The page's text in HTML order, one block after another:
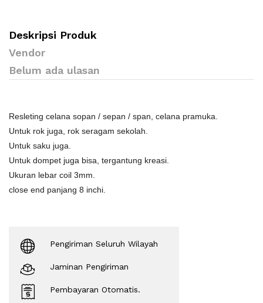
Deskripsi Produk
Vendor
Belum ada ulasan
Resleting celana sopan / sepan / span, celana pramuka.
Untuk rok juga, rok seragam sekolah.
Untuk saku juga.
Untuk dompet juga bisa, tergantung kreasi.
Ukuran lebar coil 3mm.
close end panjang 8 inchi.
Pengiriman Seluruh Wilayah
Jaminan Pengiriman
Pembayaran Otomatis.